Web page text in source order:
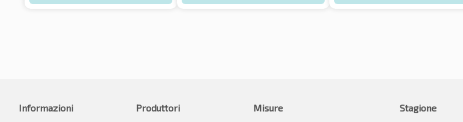
Informazioni
Produttori
Misure
Stagione